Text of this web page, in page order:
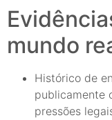
mundo
Histórico de
publicamente
pressões